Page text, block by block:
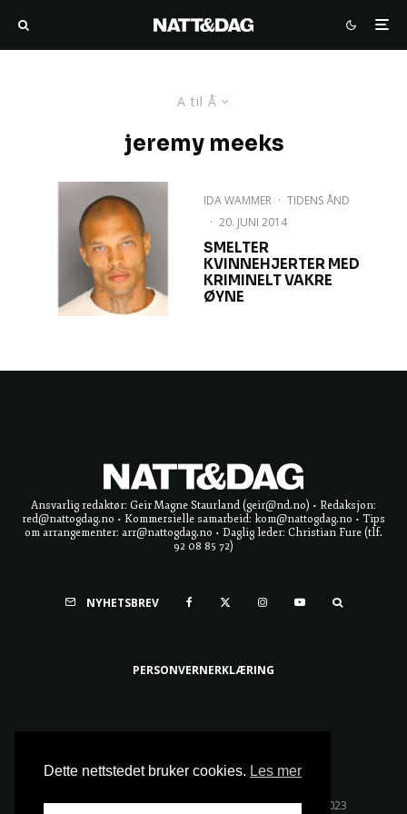
A til Å
jeremy meeks
IDA WAMMER · TIDENS ÅND
· 20. JUNI 2014
SMELTER
KVINNEHJERTER MED
KRIMINELT VAKRE
ØYNE
Ansvarlig redaktør: Geir Magne Staurland (geir@nd.no) • Redaksjon:
red@nattogdag.no • Kommersielle samarbeid: kom@nattogdag.no • Tips
om arrangementer: arr@nattogdag.no • Daglig leder: Christian Fure (tlf.
92 08 85 72)
NYHETSBREV
PERSONVERNERKLÆRING
Alle rettigheter reservert • Copyright © Natt & Dag 2023
Dette nettstedet bruker cookies. Les mer